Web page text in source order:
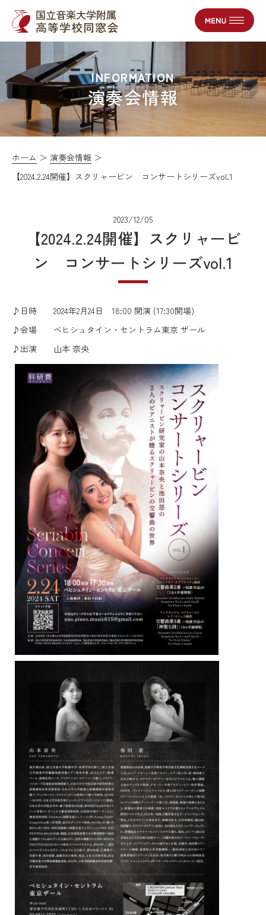
国立音楽大学附属
高等学校同窓会
INFORMATION
演奏会情報
ホーム
演奏会情報
【2024.2.24開催】スクリャービン コンサートシリーズvol.1
2023/12/05
【2024.2.24開催】スクリャービ
ン コンサートシリーズvol.1
♪日時 2024年2月24日 18:00 開演 (17:30開場)
♪会場 ベヒシュタイン・セントラム東京 ザール
♪出演 山本 奈央